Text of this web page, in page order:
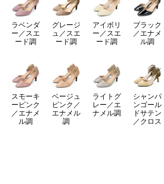
ラベンダ
ー／スエ
ード調
グレージ
ュ／スエ
ード調
アイボリ
ー／スエ
ード調
ブラック
／エナメ
ル調
スモーキ
ーピンク
／エナメ
ル調
ベージュ
ピンク／
エナメル
調
ライトグ
レー／エ
ナメル調
シャンパ
ンゴール
ドサテン
／クロス